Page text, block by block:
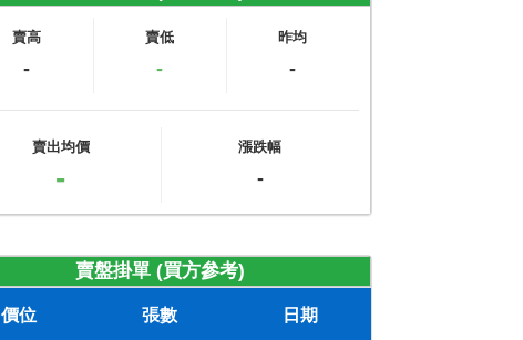
賣高
-
賣低
-
昨均
-
賣出均價
-
漲跌幅
-
賣盤掛單 (買方參考)
價位 張數 日期